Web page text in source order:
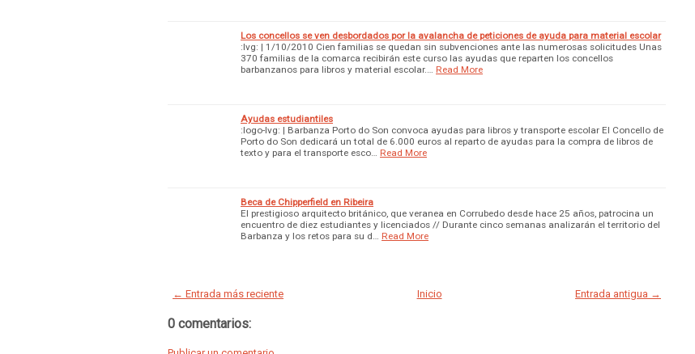
Los concellos se ven desbordados por la avalancha de peticiones de ayuda para material escolar
:lvg: | 1/10/2010 Cien familias se quedan sin subvenciones ante las numerosas solicitudes Unas
370 familias de la comarca recibirán este curso las ayudas que reparten los concellos
barbanzanos para libros y material escolar.…
Read More
Ayudas estudiantiles
:logo-lvg: | Barbanza Porto do Son convoca ayudas para libros y transporte escolar El Concello de
Porto do Son dedicará un total de 6.000 euros al reparto de ayudas para la compra de libros de
texto y para el transporte esco…
Read More
Beca de Chipperfield en Ribeira
El prestigioso arquitecto británico, que veranea en Corrubedo desde hace 25 años, patrocina un
encuentro de diez estudiantes y licenciados // Durante cinco semanas analizarán el territorio del
Barbanza y los retos para su d…
Read More
← Entrada más reciente Entrada antigua →
Inicio
0 comentarios: